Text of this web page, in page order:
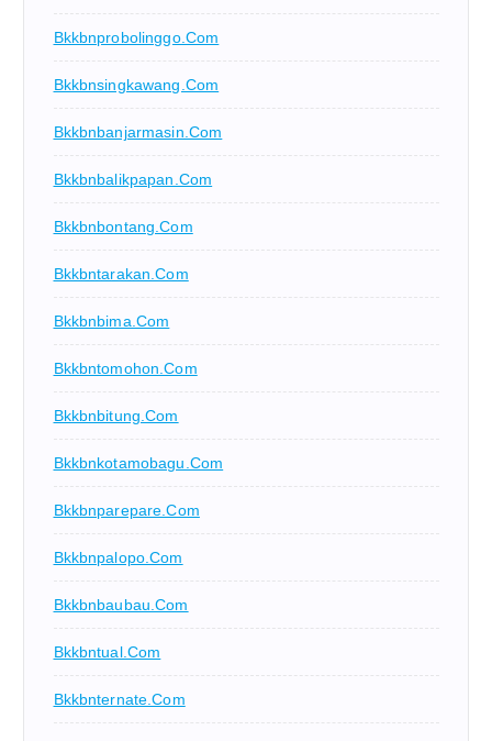
Bkkbnprobolinggo.com
Bkkbnsingkawang.com
Bkkbnbanjarmasin.com
Bkkbnbalikpapan.com
Bkkbnbontang.com
Bkkbntarakan.com
Bkkbnbima.com
Bkkbntomohon.com
Bkkbnbitung.com
Bkkbnkotamobagu.com
Bkkbnparepare.com
Bkkbnpalopo.com
Bkkbnbaubau.com
Bkkbntual.com
Bkkbnternate.com